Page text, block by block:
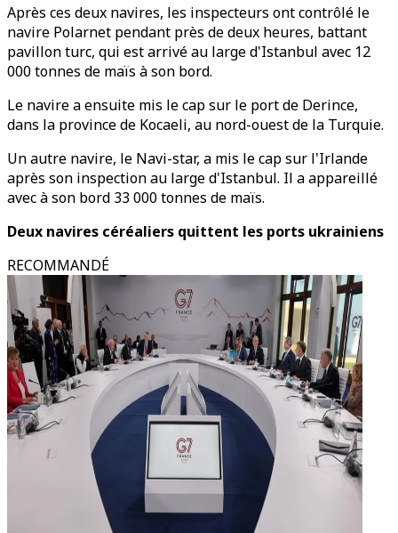
Après ces deux navires, les inspecteurs ont contrôlé le
navire Polarnet pendant près de deux heures, battant
pavillon turc, qui est arrivé au large d'Istanbul avec 12
000 tonnes de maïs à son bord.
Le navire a ensuite mis le cap sur le port de Derince,
dans la province de Kocaeli, au nord-ouest de la Turquie.
Un autre navire, le Navi-star, a mis le cap sur l'Irlande
après son inspection au large d'Istanbul. Il a appareillé
avec à son bord 33 000 tonnes de maïs.
Deux navires céréaliers quittent les ports ukrainiens
RECOMMANDÉ